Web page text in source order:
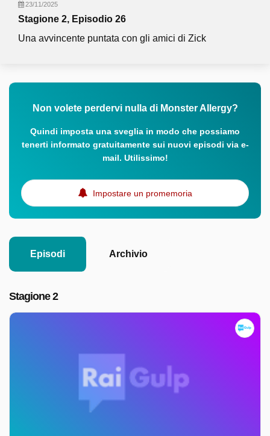
23/11/2025
Stagione 2, Episodio 26
Una avvincente puntata con gli amici di Zick
Non volete perdervi nulla di Monster Allergy?
Quindi imposta una sveglia in modo che possiamo
tenerti informato gratuitamente sui nuovi episodi via e-
mail. Utilissimo!
Impostare un promemoria
Episodi Archivio
Stagione 2